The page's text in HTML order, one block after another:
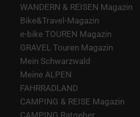
WANDERN & REISEN Magazin
Bike&Travel-Magazin
e-bike TOUREN Magazin
GRAVEL Touren Magazin
Mein Schwarzwald
Meine ALPEN
FAHRRADLAND
CAMPING & REISE Magazin